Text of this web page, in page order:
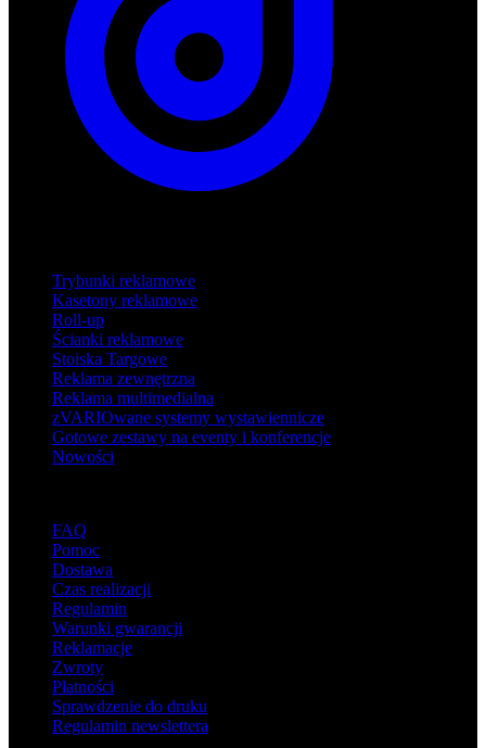
Trybunki reklamowe
Kasetony reklamowe
Roll-up
Ścianki reklamowe
Stoiska Targowe
Reklama zewnętrzna
Reklama multimedialna
zVARIOwane systemy wystawiennicze
Gotowe zestawy na eventy i konferencje
Nowości
FAQ
Pomoc
Dostawa
Czas realizacji
Regulamin
Warunki gwarancji
Reklamacje
Zwroty
Płatności
Sprawdzenie do druku
Regulamin newslettera